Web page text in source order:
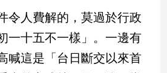
令人費解的，莫過於行政
一十五不一樣」。一邊有
喊這是「台日斷交以來首